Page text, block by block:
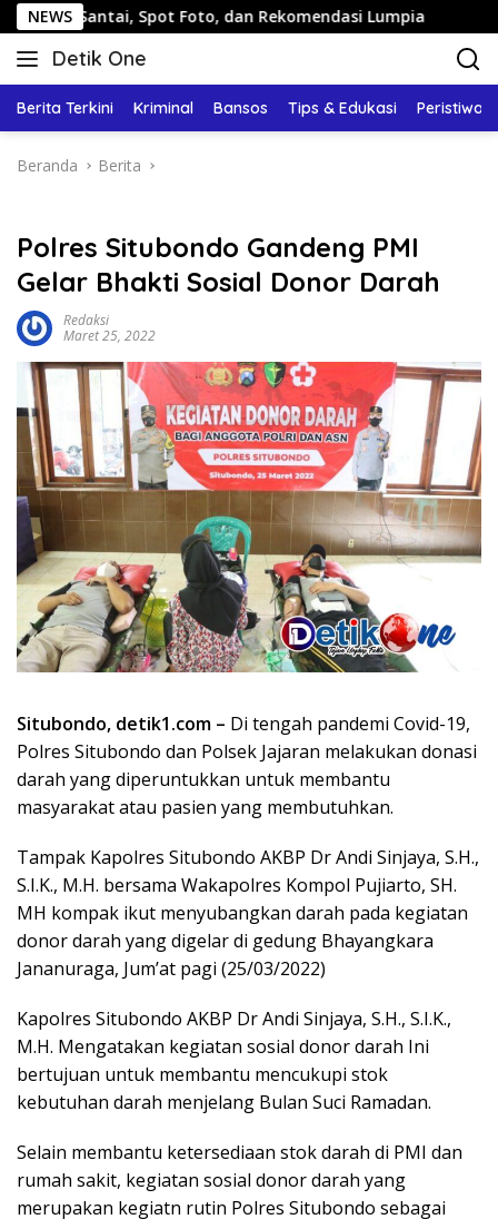
Langsung
ke
konten
NEWSSpot Foto, dan Rekomendasi Lumpia Panduan
Detik One
Tajam
Fakta
Berita Terkini Kriminal Bansos Tips & Edukasi Peristiwa
Beranda Berita
Polres Situbondo Gandeng PMI
Gelar Bhakti Sosial Donor Darah
Redaksi
Maret 25, 2022
Situbondo, detik1.com – Di tengah pandemi Covid-19,
Polres Situbondo dan Polsek Jajaran melakukan donasi
darah yang diperuntukkan untuk membantu
masyarakat atau pasien yang membutuhkan.
Tampak Kapolres Situbondo AKBP Dr Andi Sinjaya, S.H.,
S.I.K., M.H. bersama Wakapolres Kompol Pujiarto, SH.
MH kompak ikut menyubangkan darah pada kegiatan
donor darah yang digelar di gedung Bhayangkara
Jananuraga, Jum’at pagi (25/03/2022)
Kapolres Situbondo AKBP Dr Andi Sinjaya, S.H., S.I.K.,
M.H. Mengatakan kegiatan sosial donor darah Ini
bertujuan untuk membantu mencukupi stok
kebutuhan darah menjelang Bulan Suci Ramadan.
Selain membantu ketersediaan stok darah di PMI dan
rumah sakit, kegiatan sosial donor darah yang
merupakan kegiatn rutin Polres Situbondo sebagai